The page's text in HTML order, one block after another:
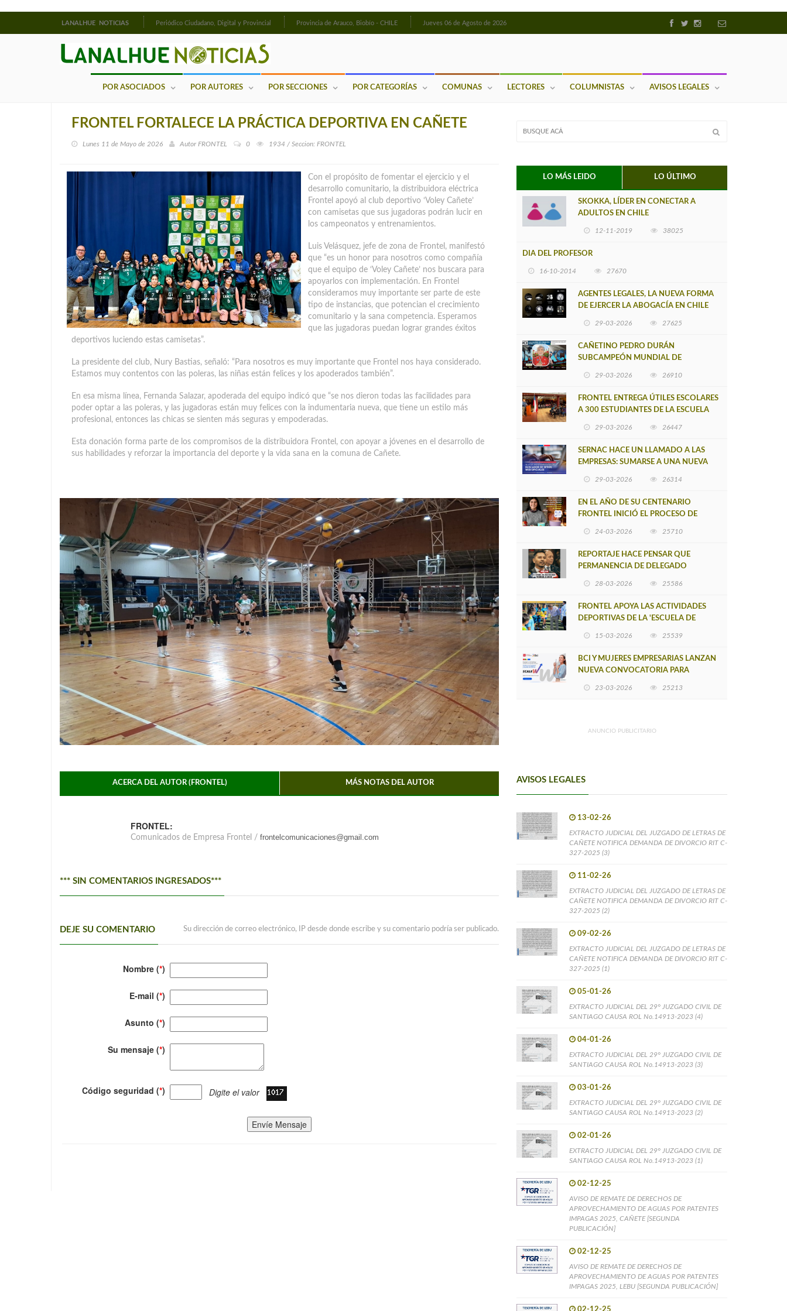
LANALHUE NOTICIAS Periódico Ciudadano, Digital y Provincial Provincia de Arauco, Biobío - CHILE Jueves 06 de Agosto de 2026
POR ASOCIADOS POR AUTORES POR SECCIONES POR CATEGORÍAS COMUNAS LECTORES COLUMNISTAS AVISOS LEGALES
FRONTEL FORTALECE LA PRÁCTICA DEPORTIVA EN CAÑETE
Lunes 11 de Mayo de 2026 Autor FRONTEL 0 1934 / Seccion: FRONTEL
Con el propósito de fomentar el ejercicio y el
desarrollo comunitario, la distribuidora eléctrica
Frontel apoyó al club deportivo ‘Voley Cañete’
con camisetas que sus jugadoras podrán lucir en
los campeonatos y entrenamientos.
Luis Velásquez, jefe de zona de Frontel, manifestó
que “es un honor para nosotros como compañía
que el equipo de ‘Voley Cañete’ nos buscara para
apoyarlos con implementación. En Frontel
consideramos muy importante ser parte de este
tipo de instancias, que potencian el crecimiento
comunitario y la sana competencia. Esperamos
que las jugadoras puedan lograr grandes éxitos
deportivos luciendo estas camisetas”.
La presidente del club, Nury Bastias, señaló: “Para nosotros es muy importante que Frontel nos haya considerado.
Estamos muy contentos con las poleras, las niñas están felices y los apoderados también”.
En esa misma línea, Fernanda Salazar, apoderada del equipo indicó que “se nos dieron todas las facilidades para
poder optar a las poleras, y las jugadoras están muy felices con la indumentaria nueva, que tiene un estilo más
profesional, entonces las chicas se sienten más seguras y empoderadas.
Esta donación forma parte de los compromisos de la distribuidora Frontel, con apoyar a jóvenes en el desarrollo de
sus habilidades y reforzar la importancia del deporte y la vida sana en la comuna de Cañete.
ACERCA DEL AUTOR (FRONTEL) MÁS NOTAS DEL AUTOR
FRONTEL:
Comunicados de Empresa Frontel / frontelcomunicaciones@gmail.com
*** SIN COMENTARIOS INGRESADOS***
DEJE SU COMENTARIO Su dirección de correo electrónico, IP desde donde escribe y su comentario podría ser publicado.
Nombre (*)
E-mail (*)
Asunto (*)
Su mensaje (*)
Código seguridad (*) Digite el valor
Envíe Mensaje
LO MÁS LEIDO LO ÚLTIMO
SKOKKA, LÍDER EN CONECTAR A
ADULTOS EN CHILE
12-11-2019 38025
DIA DEL PROFESOR
16-10-2014 27670
AGENTES LEGALES, LA NUEVA FORMA
DE EJERCER LA ABOGACÍA EN CHILE
29-03-2026 27625
CAÑETINO PEDRO DURÁN
SUBCAMPEÓN MUNDIAL DE
29-03-2026 26910
FRONTEL ENTREGA ÚTILES ESCOLARES
A 300 ESTUDIANTES DE LA ESCUELA
29-03-2026 26447
SERNAC HACE UN LLAMADO A LAS
EMPRESAS: SUMARSE A UNA NUEVA
29-03-2026 26314
EN EL AÑO DE SU CENTENARIO
FRONTEL INICIÓ EL PROCESO DE
24-03-2026 25710
REPORTAJE HACE PENSAR QUE
PERMANENCIA DE DELEGADO
28-03-2026 25586
FRONTEL APOYA LAS ACTIVIDADES
DEPORTIVAS DE LA 'ESCUELA DE
15-03-2026 25539
BCI Y MUJERES EMPRESARIAS LANZAN
NUEVA CONVOCATORIA PARA
23-03-2026 25213
ANUNCIO PUBLICITARIO
AVISOS LEGALES
13-02-26
EXTRACTO JUDICIAL DEL JUZGADO DE LETRAS DE
CAÑETE NOTIFICA DEMANDA DE DIVORCIO RIT C-
327-2025 (3)
11-02-26
EXTRACTO JUDICIAL DEL JUZGADO DE LETRAS DE
CAÑETE NOTIFICA DEMANDA DE DIVORCIO RIT C-
327-2025 (2)
09-02-26
EXTRACTO JUDICIAL DEL JUZGADO DE LETRAS DE
CAÑETE NOTIFICA DEMANDA DE DIVORCIO RIT C-
327-2025 (1)
05-01-26
EXTRACTO JUDICIAL DEL 29° JUZGADO CIVIL DE
SANTIAGO CAUSA ROL No.14913-2023 (4)
04-01-26
EXTRACTO JUDICIAL DEL 29° JUZGADO CIVIL DE
SANTIAGO CAUSA ROL No.14913-2023 (3)
03-01-26
EXTRACTO JUDICIAL DEL 29° JUZGADO CIVIL DE
SANTIAGO CAUSA ROL No.14913-2023 (2)
02-01-26
EXTRACTO JUDICIAL DEL 29° JUZGADO CIVIL DE
SANTIAGO CAUSA ROL No.14913-2023 (1)
02-12-25
AVISO DE REMATE DE DERECHOS DE
APROVECHAMIENTO DE AGUAS POR PATENTES
IMPAGAS 2025, CAÑETE [SEGUNDA
PUBLICACIÓN]
02-12-25
AVISO DE REMATE DE DERECHOS DE
APROVECHAMIENTO DE AGUAS POR PATENTES
IMPAGAS 2025, LEBU [SEGUNDA PUBLICACIÓN]